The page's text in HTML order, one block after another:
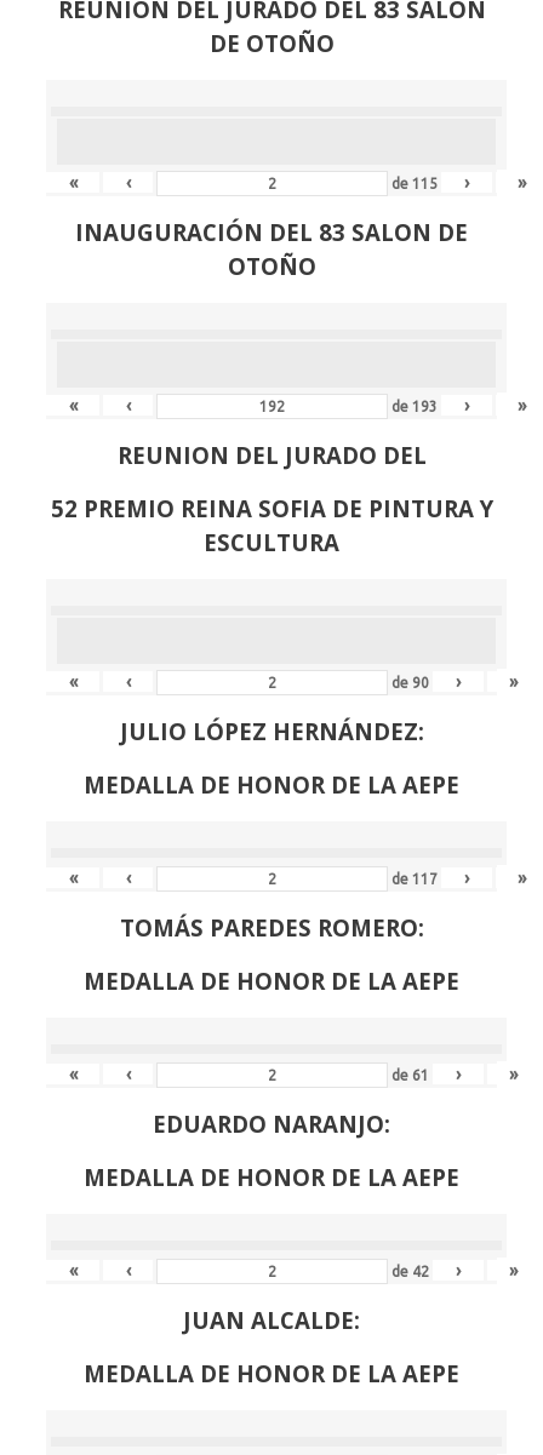
REUNIÓN DEL JURADO DEL 83 SALON
DE OTOÑO
« ‹ de115 › »
INAUGURACIÓN DEL 83 SALON DE
OTOÑO
« ‹ de193 › »
REUNION DEL JURADO DEL
52 PREMIO REINA SOFIA DE PINTURA Y
ESCULTURA
« ‹ de 90 › »
JULIO LÓPEZ HERNÁNDEZ:
MEDALLA DE HONOR DE LA AEPE
« ‹ de117 › »
TOMÁS PAREDES ROMERO:
MEDALLA DE HONOR DE LA AEPE
« ‹ de 61 › »
EDUARDO NARANJO:
MEDALLA DE HONOR DE LA AEPE
« ‹ de 42 › »
JUAN ALCALDE:
MEDALLA DE HONOR DE LA AEPE